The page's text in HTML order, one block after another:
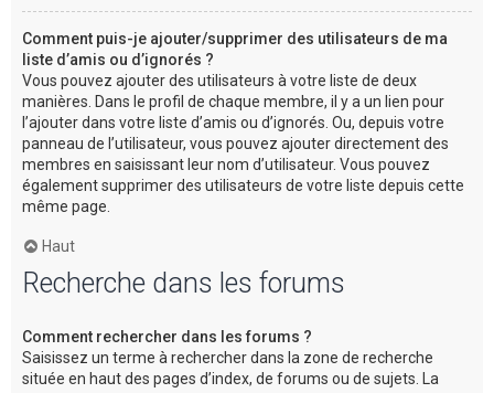
Comment puis-je ajouter/supprimer des utilisateurs de ma
liste d’amis ou d’ignorés ?
Vous pouvez ajouter des utilisateurs à votre liste de deux
manières. Dans le profil de chaque membre, il y a un lien pour
l’ajouter dans votre liste d’amis ou d’ignorés. Ou, depuis votre
panneau de l’utilisateur, vous pouvez ajouter directement des
membres en saisissant leur nom d’utilisateur. Vous pouvez
également supprimer des utilisateurs de votre liste depuis cette
même page.
Haut
Recherche dans les forums
Comment rechercher dans les forums ?
Saisissez un terme à rechercher dans la zone de recherche
située en haut des pages d’index, de forums ou de sujets. La